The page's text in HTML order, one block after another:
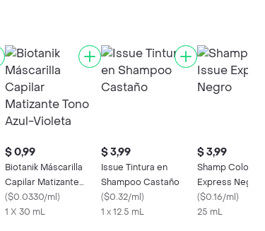
$ 0,99
Biotanik Máscarilla
Capilar Matizante
Tono Azul-Violeta
($0.0330/ml)
1 X 30 mL
$ 3,99
Issue Tintura en
Shampoo Castaño
($0.32/ml)
1 x 12.5 mL
$ 3,99
Shamp Color
Express Negro
($0.16/ml)
25 mL